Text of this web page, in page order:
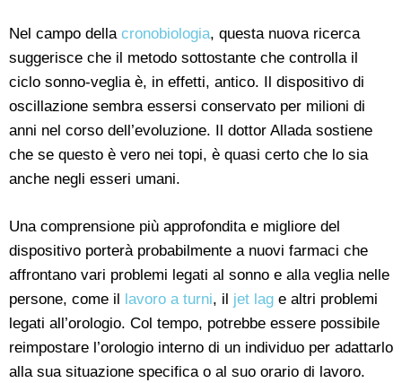
Nel campo della cronobiologia, questa nuova ricerca
suggerisce che il metodo sottostante che controlla il
ciclo sonno-veglia è, in effetti, antico. Il dispositivo di
oscillazione sembra essersi conservato per milioni di
anni nel corso dell’evoluzione. Il dottor Allada sostiene
che se questo è vero nei topi, è quasi certo che lo sia
anche negli esseri umani.
Una comprensione più approfondita e migliore del
dispositivo porterà probabilmente a nuovi farmaci che
affrontano vari problemi legati al sonno e alla veglia nelle
persone, come il lavoro a turni, il jet lag e altri problemi
legati all’orologio. Col tempo, potrebbe essere possibile
reimpostare l’orologio interno di un individuo per adattarlo
alla sua situazione specifica o al suo orario di lavoro.